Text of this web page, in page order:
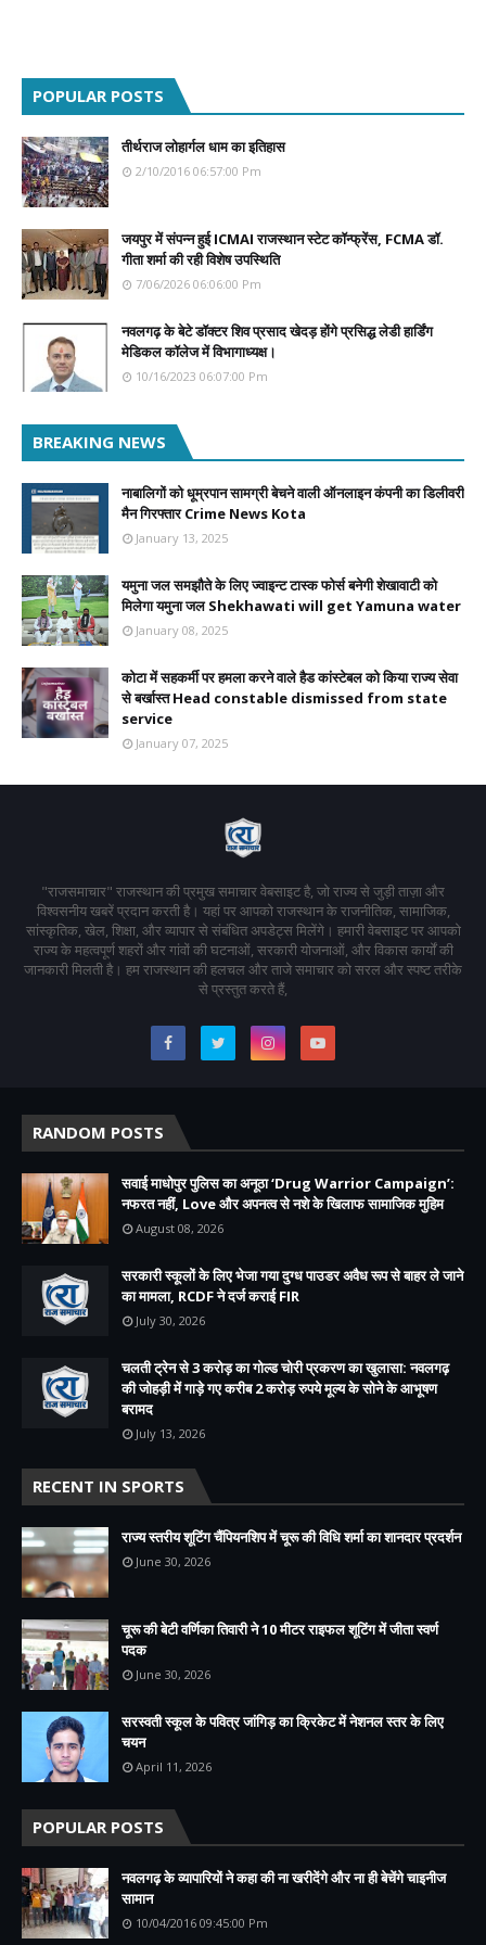
POPULAR POSTS
तीर्थराज लोहार्गल धाम का इतिहास
2/10/2016 06:57:00 Pm
जयपुर में संपन्न हुई ICMAI राजस्थान स्टेट कॉन्फ्रेंस, FCMA डॉ.
गीता शर्मा की रही विशेष उपस्थिति
7/06/2026 06:06:00 Pm
नवलगढ़ के बेटे डॉक्टर शिव प्रसाद खेदड़ होंगे प्रसिद्ध लेडी हार्डिंग
मेडिकल कॉलेज में विभागाध्यक्ष।
10/16/2023 06:07:00 Pm
BREAKING NEWS
नाबालिगों को धूम्रपान सामग्री बेचने वाली ऑनलाइन कंपनी का डिलीवरी
मैन गिरफ्तार Crime News Kota
January 13, 2025
यमुना जल समझौते के लिए ज्वाइन्ट टास्क फोर्स बनेगी शेखावाटी को
मिलेगा यमुना जल Shekhawati will get Yamuna water
January 08, 2025
कोटा में सहकर्मी पर हमला करने वाले हैड कांस्टेबल को किया राज्य सेवा
से बर्खास्त Head constable dismissed from state
service
January 07, 2025
"राजसमाचार" राजस्थान की प्रमुख समाचार वेबसाइट है, जो राज्य से जुड़ी ताज़ा और
विश्वसनीय खबरें प्रदान करती है। यहां पर आपको राजस्थान के राजनीतिक, सामाजिक,
सांस्कृतिक, खेल, शिक्षा, और व्यापार से संबंधित अपडेट्स मिलेंगे। हमारी वेबसाइट पर आपको
राज्य के महत्वपूर्ण शहरों और गांवों की घटनाओं, सरकारी योजनाओं, और विकास कार्यों की
जानकारी मिलती है। हम राजस्थान की हलचल और ताजे समाचार को सरल और स्पष्ट तरीके
से प्रस्तुत करते हैं,
RANDOM POSTS
सवाई माधोपुर पुलिस का अनूठा ‘Drug Warrior Campaign’:
नफरत नहीं, Love और अपनत्व से नशे के खिलाफ सामाजिक मुहिम
August 08, 2026
सरकारी स्कूलों के लिए भेजा गया दुग्ध पाउडर अवैध रूप से बाहर ले जाने
का मामला, RCDF ने दर्ज कराई FIR
July 30, 2026
चलती ट्रेन से 3 करोड़ का गोल्ड चोरी प्रकरण का खुलासा: नवलगढ़
की जोहड़ी में गाड़े गए करीब 2 करोड़ रुपये मूल्य के सोने के आभूषण
बरामद
July 13, 2026
RECENT IN SPORTS
राज्य स्तरीय शूटिंग चैंपियनशिप में चूरू की विधि शर्मा का शानदार प्रदर्शन
June 30, 2026
चूरू की बेटी वर्णिका तिवारी ने 10 मीटर राइफल शूटिंग में जीता स्वर्ण
पदक
June 30, 2026
सरस्वती स्कूल के पवित्र जांगिड़ का क्रिकेट में नेशनल स्तर के लिए
चयन
April 11, 2026
POPULAR POSTS
नवलगढ़ के व्यापारियों ने कहा की ना खरीदेंगे और ना ही बेचेंगे चाइनीज
सामान
10/04/2016 09:45:00 Pm